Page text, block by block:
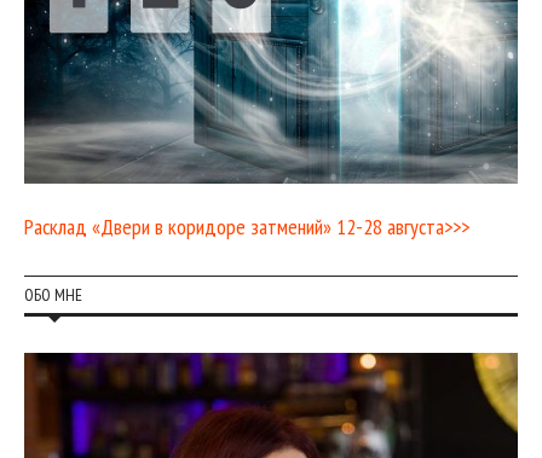
Расклад «Двери в коридоре затмений» 12-28 августа>>>
ОБО МНЕ